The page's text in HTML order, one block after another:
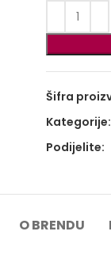
Šifra
Kategorije:
Podijelite:
O BRENDU